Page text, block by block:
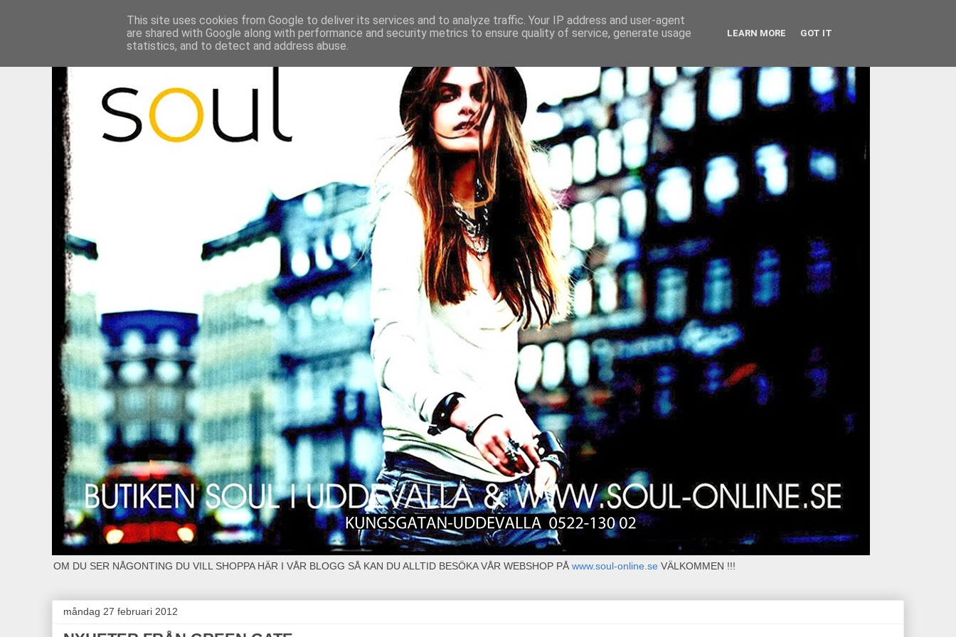
OM DU SER NÅGONTING DU VILL SHOPPA HÄR I VÅR BLOGG SÅ KAN DU ALLTID BESÖKA VÅR WEBSHOP PÅ www.soul-online.se VÄLKOMMEN !!!
måndag 27 februari 2012
This site uses cookies from Google to deliver its services and to analyze traffic. Your IP address and user-agent
are shared with Google along with performance and security metrics to ensure quality of service, generate usage
statistics, and to detect and address abuse.
LEARN MORE GOT IT